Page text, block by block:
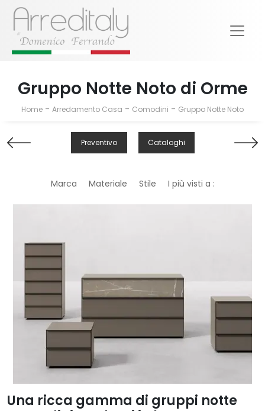
Gruppo Notte Noto di Orme
Home - Arredamento Casa - Comodini - Gruppo Notte Noto
Preventivo Cataloghi
Marca Materiale Stile I più visti a :
Una ricca gamma di gruppi notte